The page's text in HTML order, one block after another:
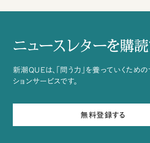
ニュースレターを購
新潮QUEは、「問う力」を養っていくための
ションサービスです。
無料登録する